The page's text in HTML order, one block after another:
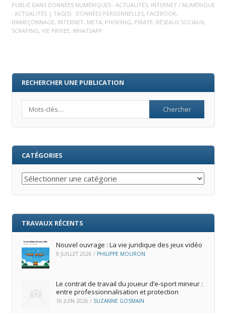
PUBLIÉ DANS DONNÉES NUMÉRIQUES : ACTUALITÉS, INTERNET / NUMÉRIQUE
: ACTUALITÉS | TAG(S) : DONNÉES PERSONNELLES, FACEBOOK,
HAMEÇONNAGE, INTERNET, META, PHISHING, PIRATE, RÉSEAUX SOCIAUX,
SCRAPING, VIE PRIVEE, WHATSAPP
RECHERCHER UNE PUBLICATION
CATÉGORIES
Catégories
TRAVAUX RÉCENTS
Nouvel ouvrage : La vie juridique des jeux vidéo
9 JUILLET 2026 / PHILIPPE MOURON
Le contrat de travail du joueur d’e‑sport mineur :
entre professionnalisation et protection
16 JUIN 2026 / SUZANNE GOSMAIN